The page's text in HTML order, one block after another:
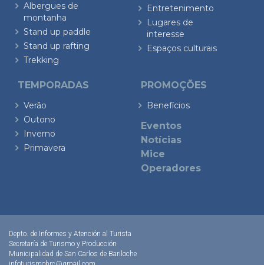
Albergues de
montanha
Stand up paddle
Stand up rafting
Trekking
Entretenimento
Lugares de
interesse
Espaços culturais
TEMPORADAS
Verão
Outono
Inverno
Primavera
PROMOÇÕES
Benefícios
Eventos
Notícias
Mice
Operadores
Depto. de Informes y Atención al Turista
Secretaría de Turismo y Producción
Municipalidad de San Carlos de Bariloche